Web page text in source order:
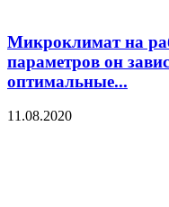
Микроклимат на
параметров он
оптимальные...
11.08.2020